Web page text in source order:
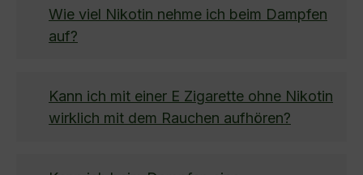
Wie viel Nikotin nehme ich beim Dampfen
auf?
Kann ich mit einer E Zigarette ohne Nikotin
wirklich mit dem Rauchen aufhören?